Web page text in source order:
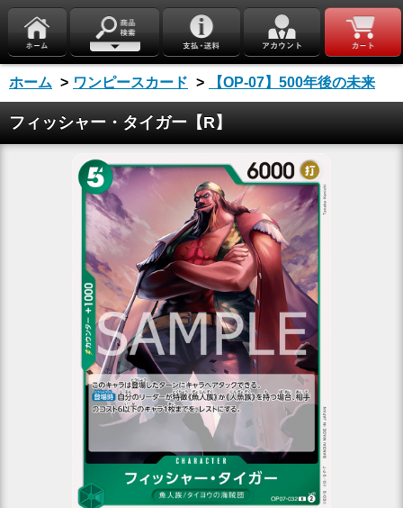
ホーム > ワンピースカード > 【OP-07】500年後の未来
フィッシャー・タイガー【R】